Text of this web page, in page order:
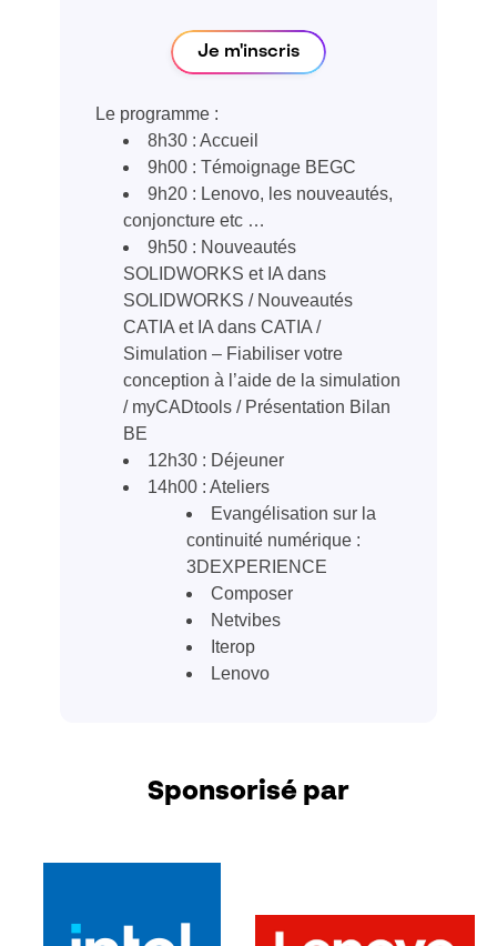
Je m'inscris
Le programme :
8h30 : Accueil
9h00 : Témoignage BEGC
9h20 : Lenovo, les nouveautés,
conjoncture etc …
9h50 : Nouveautés
SOLIDWORKS et IA dans
SOLIDWORKS / Nouveautés
CATIA et IA dans CATIA /
Simulation – Fiabiliser votre
conception à l’aide de la simulation
/ myCADtools / Présentation Bilan
BE
12h30 : Déjeuner
14h00 : Ateliers
Evangélisation sur la
continuité numérique :
3DEXPERIENCE
Composer
Netvibes
Iterop
Lenovo
Sponsorisé par